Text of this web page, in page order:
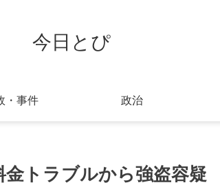
今日とぴ
・事件 政治
トラブルから強盗容疑